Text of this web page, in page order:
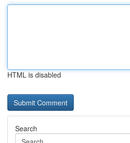
HTML is disabled
Search